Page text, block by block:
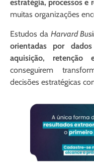
estratégia, processos e
muitas organizações
Estudos da Harvard
orientadas por
aquisição, retenção
conseguirem
decisões estratégicas